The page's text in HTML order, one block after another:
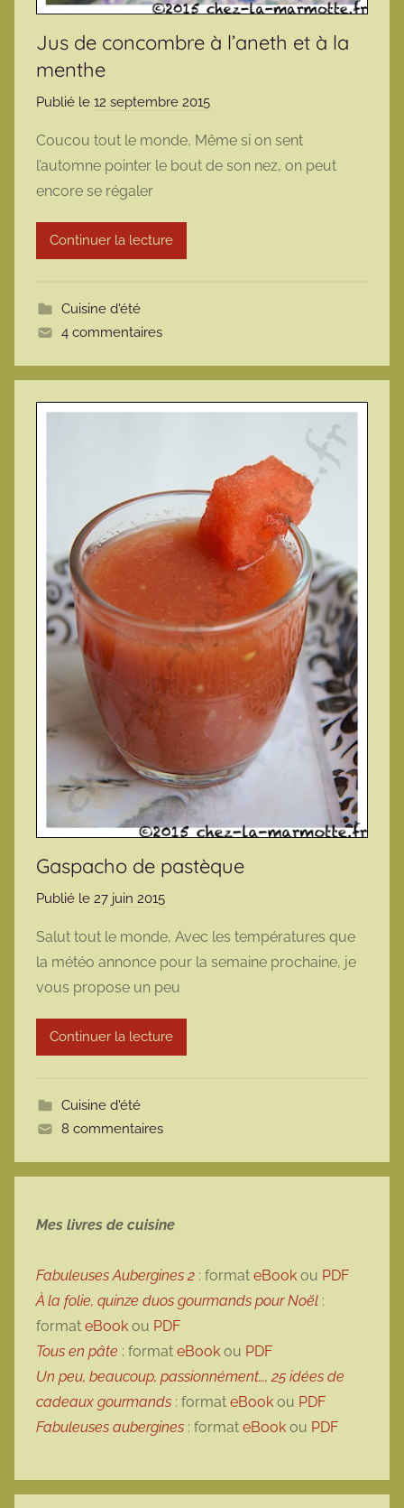
Jus de concombre à l’aneth et à la
menthe
Publié le 12 septembre 2015
r
m
Coucou tout le monde, Même si on sent
l’automne pointer le bout de son nez, on peut
encore se régaler
Continuer la lecture
Cuisine d'été
4 commentaires
Gaspacho de pastèque
Publié le 27 juin 2015
r
m
a
r
m
Salut tout le monde, Avec les températures que
la météo annonce pour la semaine prochaine, je
vous propose un peu
Continuer la lecture
Cuisine d'été
8 commentaires
Mes livres de cuisine
Fabuleuses Aubergines 2 : format eBook ou PDF
À la folie, quinze duos gourmands pour Noël :
format eBook ou PDF
Tous en pâte : format eBook ou PDF
Un peu, beaucoup, passionnément…, 25 idées de
cadeaux gourmands : format eBook ou PDF
Fabuleuses aubergines : format eBook ou PDF